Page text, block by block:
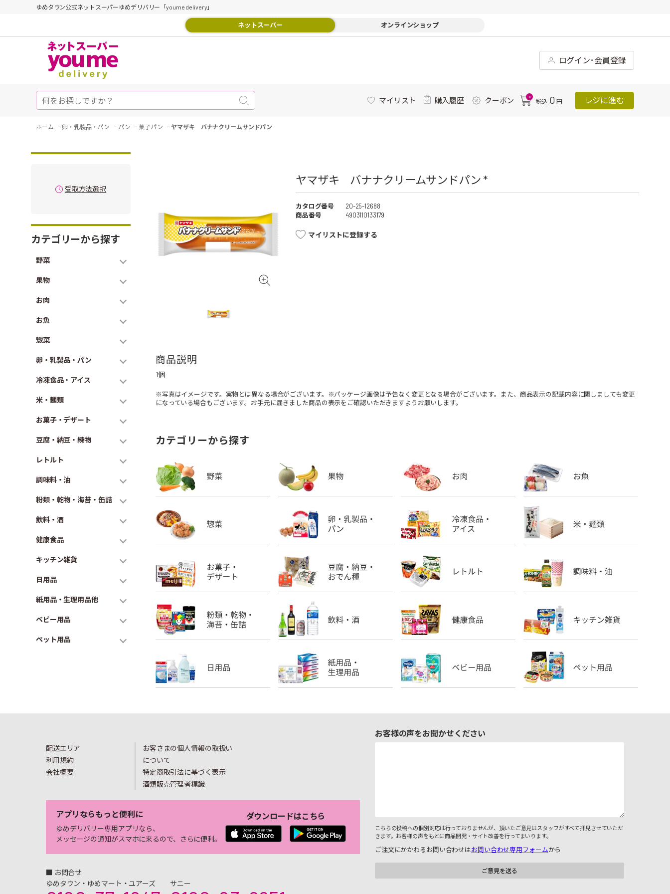
ゆめタウン公式ネットスーパーゆめデリバリー「youme delivery」
ネットスーパー オンラインショップ
ログイン･会員登録
マイリスト 購入履歴 クーポン 0
税込 0 円 レジに進む
ホーム -卵・乳製品・パン - パン -菓子パン -ヤマザキ バナナクリームサンドパン
受取方法選択
カテゴリーから探す
野菜
果物
お肉
お魚
惣菜
卵・乳製品・パン
冷凍食品・アイス
米・麺類
お菓子・デザート
豆腐・納豆・練物
レトルト
調味料・油
粉類・乾物・海苔・缶詰
飲料・酒
健康食品
キッチン雑貨
日用品
紙用品・生理用品他
ベビー用品
ペット用品
ヤマザキ バナナクリームサンドパン *
カタログ番号
20-25-12688
商品番号
4903110133179
マイリストに登録する
商品説明
1個
※写真はイメージです。実物とは異なる場合がございます。※パッケージ画像は予告なく変更となる場合がございます。また、商品表示の記載内容に関しましても変更
になっている場合もございます。お手元に届きました商品の表示をご確認いただきますようお願いします。
カテゴリーから探す
配送エリア
利用規約
会社概要
お客さまの個人情報の取扱い
について
特定商取引法に基づく表示
酒類販売管理者標識
アプリならもっと便利に
ゆめデリバリー専用アプリなら、
メッセージの通知がスマホに来るので、さらに便利。
ダウンロードはこちら
■ お問合せ
ゆめタウン・ゆめマート・ユアーズ
サニー
お客様の声をお聞かせください
こちらの投稿への個別対応は行っておりませんが、頂いたご意見はスタッフがすべて拝見させていただ
きます。お客様の声をもとに商品開発・サイト改善を行ってまいります。
ご注文にかかわるお問い合わせはお問い合わせ専用フォームから